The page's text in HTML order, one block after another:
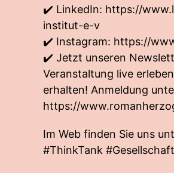
✔️ LinkedIn: https://
institut-e-v
✔️ Instagram: https://
✔️ Jetzt unseren
Veranstaltung live
erhalten! Anmeldung
https://
Im Web finden Sie uns
#ThinkTank